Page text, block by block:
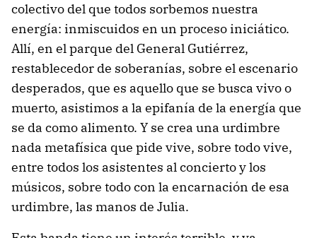
colectivo del que todos sorbemos nuestra
energía: inmiscuidos en un proceso iniciático.
Allí, en el parque del General Gutiérrez,
restablecedor de soberanías, sobre el escenario
desperados, que es aquello que se busca vivo o
muerto, asistimos a la epifanía de la energía que
se da como alimento. Y se crea una urdimbre
nada metafísica que pide vive, sobre todo vive,
entre todos los asistentes al concierto y los
músicos, sobre todo con la encarnación de esa
urdimbre, las manos de Julia.